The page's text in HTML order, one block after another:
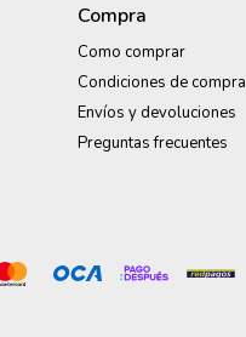
Compra
Como comprar
Condiciones de compra
Envíos y devoluciones
Preguntas frecuentes